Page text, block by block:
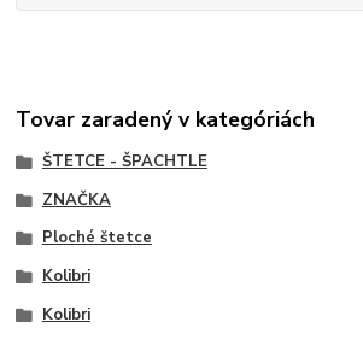
Tovar zaradený v kategóriách
ŠTETCE - ŠPACHTLE
ZNAČKA
Ploché štetce
Kolibri
Kolibri